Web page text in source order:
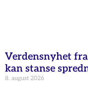
Verdensnyhet
kan stanse
8. august 2026